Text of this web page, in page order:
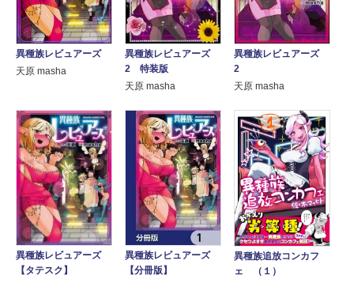
異種族レビュアーズ
天原 masha
異種族レビュアーズ
2 特装版
天原 masha
異種族レビュアーズ
2
天原 masha
異種族レビュアーズ
【タテスク】
異種族レビュアーズ
【分冊版】
異種族追放コンカフ
ェ （１）